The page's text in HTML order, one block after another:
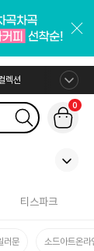
렉션
0
티스파크
러문 소드아트온라